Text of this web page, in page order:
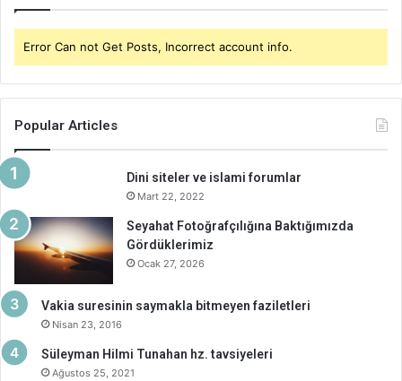
Error Can not Get Posts, Incorrect account info.
Popular Articles
Dini siteler ve islami forumlar
Mart 22, 2022
Seyahat Fotoğrafçılığına Baktığımızda
Gördüklerimiz
Ocak 27, 2026
Vakia suresinin saymakla bitmeyen faziletleri
Nisan 23, 2016
Süleyman Hilmi Tunahan hz. tavsiyeleri
Ağustos 25, 2021